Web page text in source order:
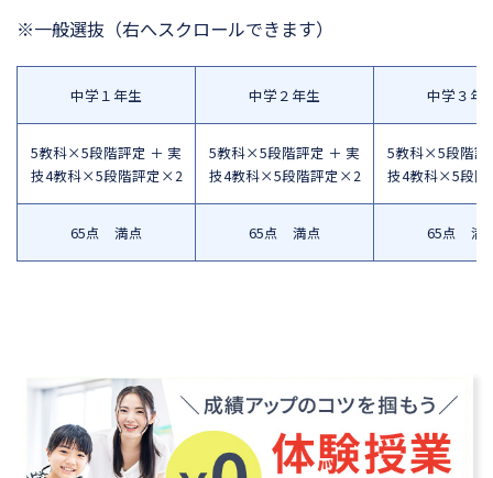
※一般選抜 （右へスクロールできます）
中学１年生
5教科×5段階評定 ＋ 実
技4教科×5段階評定×2
65点 満点
中学２年生
5教科×5段階評定 ＋ 実
技4教科×5段階評定×2
65点 満点
中学３年
5教科×5段階評
技4教科×5段
65点 満